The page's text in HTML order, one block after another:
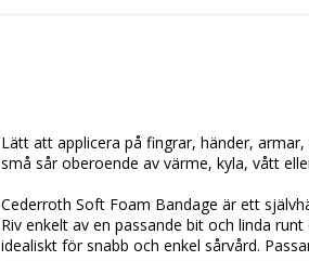
Lätt att applicera på fingrar, händer,
små sår oberoende av värme, kyla, vått
Cederroth Soft Foam Bandage är ett
Riv enkelt av en passande bit och linda
idealiskt för snabb och enkel sårvård.